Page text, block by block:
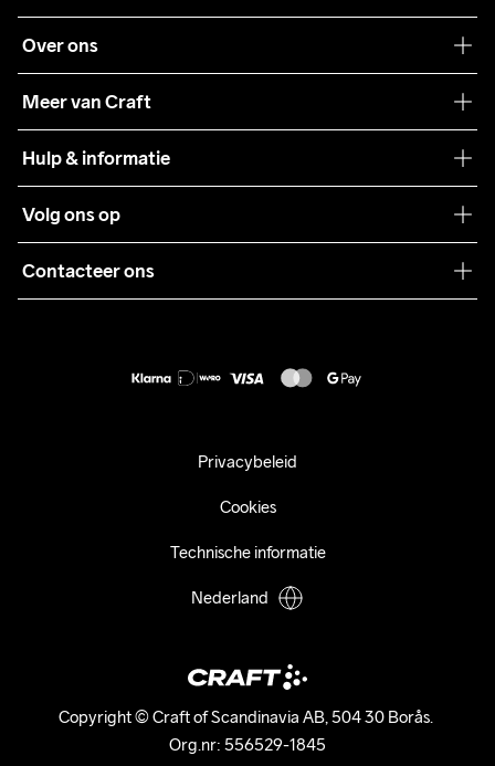
Over ons
Meer van Craft
Teamwear
Samenwerkingen
Pers
Hulp & informatie
Algemene voorwaarden
Retour
Volg ons op
Contacteer ons
Copyright © Craft of Scandinavia AB, 504 30 Borås.
Org.nr: 556529-1845
Privacybeleid
Cookies
Technische informatie
Nederland